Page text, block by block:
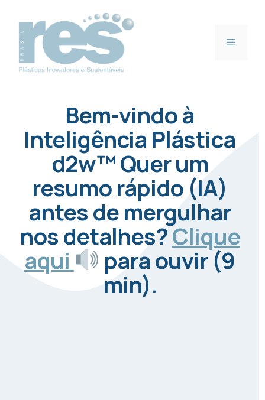
conteúdo
Menu
Bem-vindo à
Inteligência Plástica
d2w™ Quer um
resumo rápido (IA)
antes de mergulhar
nos detalhes?Clique
aqui para ouvir (9
min).